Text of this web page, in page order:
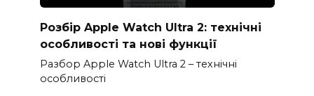
Розбір Apple Watch Ultra 2: технічні
особливості та нові функції
Разбор Apple Watch Ultra 2 – технічні
особливості